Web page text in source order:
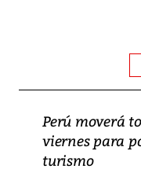
Perú moverá
viernes para
turismo